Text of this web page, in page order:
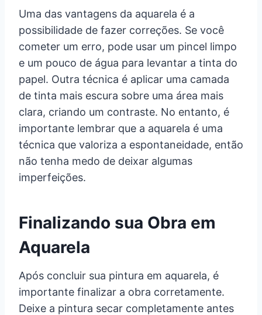
Uma das vantagens da aquarela é a
possibilidade de fazer correções. Se você
cometer um erro, pode usar um pincel limpo
e um pouco de água para levantar a tinta do
papel. Outra técnica é aplicar uma camada
de tinta mais escura sobre uma área mais
clara, criando um contraste. No entanto, é
importante lembrar que a aquarela é uma
técnica que valoriza a espontaneidade, então
não tenha medo de deixar algumas
imperfeições.
Finalizando sua Obra em
Aquarela
Após concluir sua pintura em aquarela, é
importante finalizar a obra corretamente.
Deixe a pintura secar completamente antes